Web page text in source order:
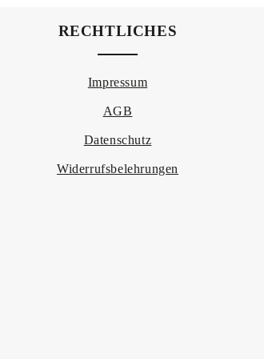
RECHTLICHES
Impressum
AGB
Datenschutz
Widerrufsbelehrungen